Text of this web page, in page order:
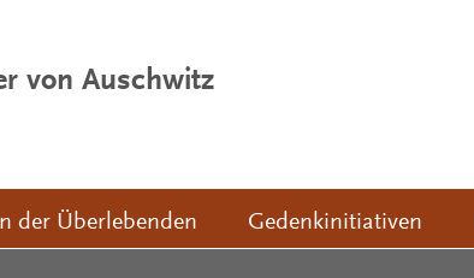
von Auschwitz
der Überlebenden Gedenkinitiativen